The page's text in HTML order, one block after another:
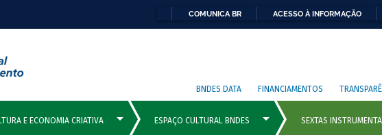
COMUNICA BR ACESSO À INFORMAÇÃO
BNDES DATA FINANCIAMENTOS